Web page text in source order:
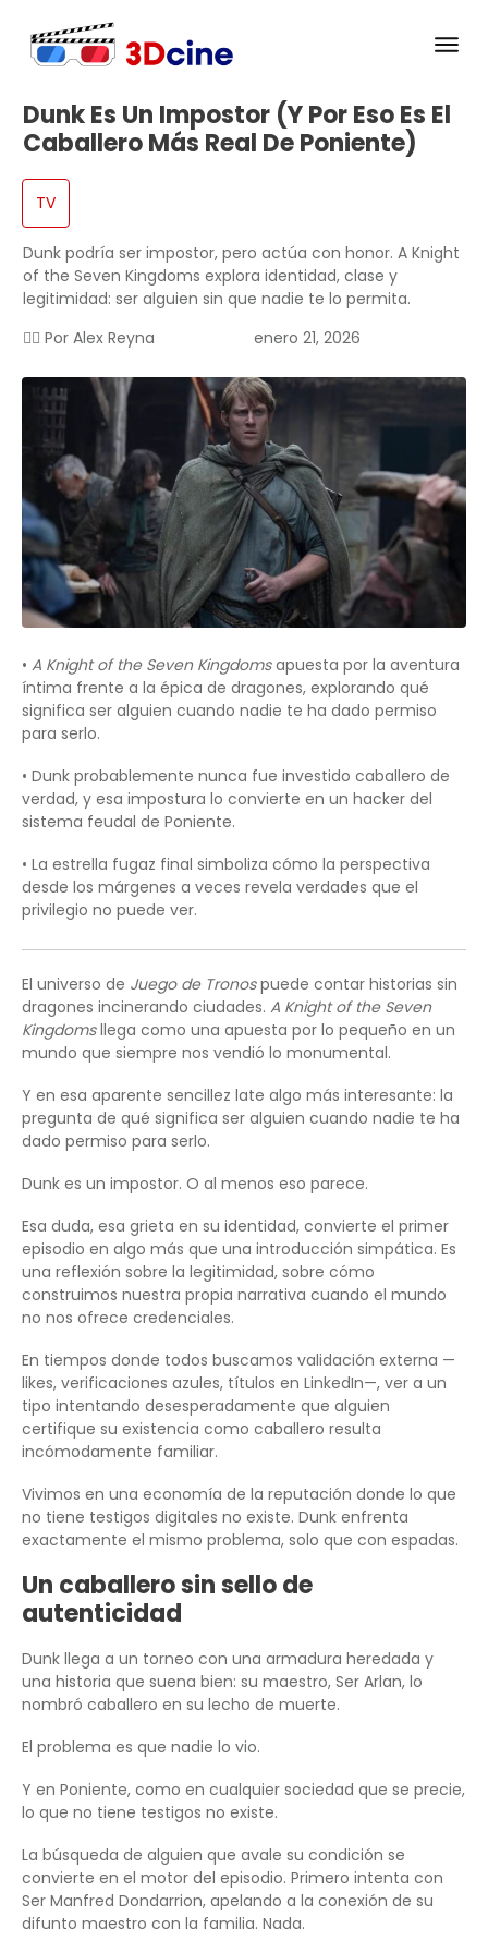
Dunk Es Un Impostor (y Por Eso Es El
Caballero Más Real De Poniente)
TV
Dunk podría ser impostor, pero actúa con honor. A Knight
of the Seven Kingdoms explora identidad, clase y
legitimidad: ser alguien sin que nadie te lo permita.
✍🏻 Por Alex Reyna enero 21, 2026
• A Knight of the Seven Kingdomsapuesta por la aventura
íntima frente a la épica de dragones, explorando qué
significa ser alguien cuando nadie te ha dado permiso
para serlo.
• Dunk probablemente nunca fue investido caballero de
verdad, y esa impostura lo convierte en un hacker del
sistema feudal de Poniente.
• La estrella fugaz final simboliza cómo la perspectiva
desde los márgenes a veces revela verdades que el
privilegio no puede ver.
El universo de Juego de Tronospuede contar historias sin
dragones incinerando ciudades. A Knight of the Seven
Kingdomsllega como una apuesta por lo pequeño en un
mundo que siempre nos vendió lo monumental.
Y en esa aparente sencillez late algo más interesante: la
pregunta de qué significa ser alguien cuando nadie te ha
dado permiso para serlo.
Dunk es un impostor. O al menos eso parece.
Esa duda, esa grieta en su identidad, convierte el primer
episodio en algo más que una introducción simpática. Es
una reflexión sobre la legitimidad, sobre cómo
construimos nuestra propia narrativa cuando el mundo
no nos ofrece credenciales.
En tiempos donde todos buscamos validación externa —
likes, verificaciones azules, títulos en LinkedIn—, ver a un
tipo intentando desesperadamente que alguien
certifique su existencia como caballero resulta
incómodamente familiar.
Vivimos en una economía de la reputación donde lo que
no tiene testigos digitales no existe. Dunk enfrenta
exactamente el mismo problema, solo que con espadas.
Un caballero sin sello de
autenticidad
Dunk llega a un torneo con una armadura heredada y
una historia que suena bien: su maestro, Ser Arlan, lo
nombró caballero en su lecho de muerte.
El problema es que nadie lo vio.
Y en Poniente, como en cualquier sociedad que se precie,
lo que no tiene testigos no existe.
La búsqueda de alguien que avale su condición se
convierte en el motor del episodio. Primero intenta con
Ser Manfred Dondarrion, apelando a la conexión de su
difunto maestro con la familia. Nada.